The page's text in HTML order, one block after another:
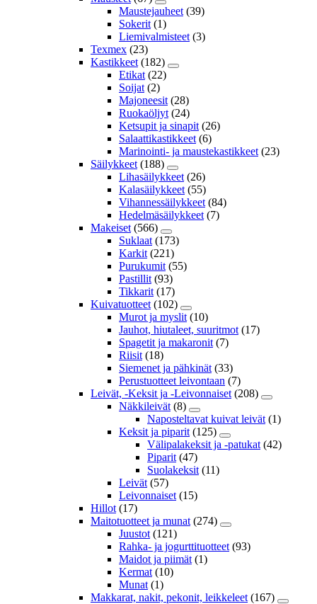
Maustejauheet (39)
Sokerit (1)
Liemivalmisteet (3)
Texmex (23)
Kastikkeet (182)
Etikat (22)
Soijat (2)
Majoneesit (28)
Ruokaöljyt (24)
Ketsupit ja sinapit (26)
Salaattikastikkeet (6)
Marinointi- ja maustekastikkeet (23)
Säilykkeet (188)
Lihasäilykkeet (26)
Kalasäilykkeet (55)
Vihannessäilykkeet (84)
Hedelmäsäilykkeet (7)
Makeiset (566)
Suklaat (173)
Karkit (221)
Purukumit (55)
Pastillit (93)
Tikkarit (17)
Kuivatuotteet (102)
Murot ja myslit (10)
Jauhot, hiutaleet, suuritmot (17)
Spagetit ja makaronit (7)
Riisit (18)
Siemenet ja pähkinät (33)
Perustuotteet leivontaan (7)
Leivät, -Keksit ja -Leivonnaiset (208)
Näkkileivät (8)
Naposteltavat kuivat leivät (1)
Keksit ja piparit (125)
Välipalakeksit ja -patukat (42)
Piparit (47)
Suolakeksit (11)
Leivät (57)
Leivonnaiset (15)
Hillot (17)
Maitotuotteet ja munat (274)
Juustot (121)
Rahka- ja jogurttituotteet (93)
Maidot ja piimät (1)
Kermat (10)
Munat (1)
Makkarat, nakit, pekonit, leikkeleet (167)